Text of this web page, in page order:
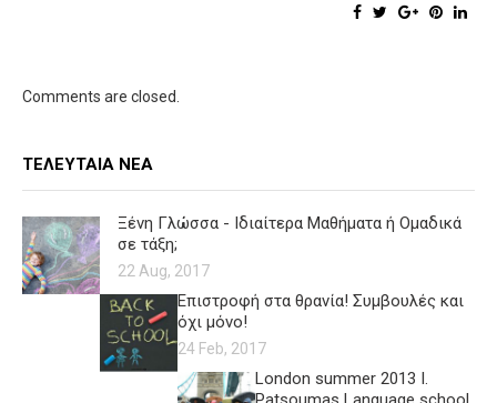
Comments are closed.
ΤΕΛΕΥΤΑΊΑ ΝΈΑ
Ξένη Γλώσσα - Ιδιαίτερα Μαθήματα ή Ομαδικά
σε τάξη;
22 Aug, 2017
Επιστροφή στα θρανία! Συμβουλές και
όχι μόνο!
24 Feb, 2017
London summer 2013 I.